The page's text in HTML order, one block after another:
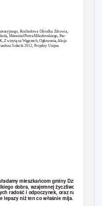
Rozbudowa Ośrodka Zdrowia,
Memoriał Piotra Mikułowskiego, Pac-
Z wizytą na Węgrzech, Ogłoszenia Akcja
Sołecki 2012, Projekty Unijne.
mieszkańcom gminy Dzierzgoń
dobra, wzajemnej życzliwości
radość i odpoczynek, oraz nadzieję
lepszy niż ten co właśnie mija.